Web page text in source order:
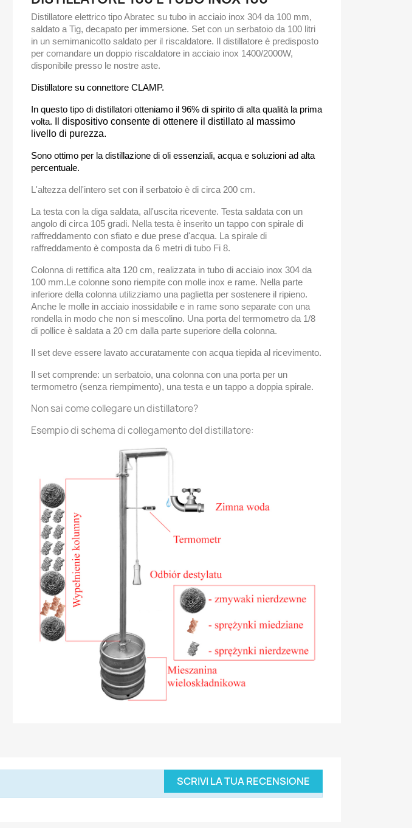
Distillatore elettrico tipo Abratec su tubo in acciaio inox 304 da 100 mm,
saldato a Tig, decapato per immersione. Set con un serbatoio da 100 litri
in un semimanicotto saldato per il riscaldatore. Il distillatore è predisposto
per comandare un doppio riscaldatore in acciaio inox 1400/2000W,
disponibile presso le nostre aste.
Distillatore su connettore CLAMP.
In questo tipo di distillatori otteniamo il 96% di spirito di alta qualità la prima
volta.
Il dispositivo consente di ottenere il distillato al massimo
livello di purezza.
Sono ottimo per la distillazione di oli essenziali, acqua e soluzioni ad alta
percentuale.
L'altezza dell'intero set con il serbatoio è di circa 200 cm.
La testa con la diga saldata, all'uscita ricevente. Testa saldata con un
angolo di circa 105 gradi. Nella testa è inserito un tappo con spirale di
raffreddamento con sfiato e due prese d'acqua. La spirale di
raffreddamento è composta da 6 metri di tubo Fi 8.
Colonna di rettifica alta 120 cm, realizzata in tubo di acciaio inox 304 da
100 mm.Le colonne sono riempite con molle inox e rame. Nella parte
inferiore della colonna utilizziamo una paglietta per sostenere il ripieno.
Anche le molle in acciaio inossidabile e in rame sono separate con una
rondella in modo che non si mescolino. Una porta del termometro da 1/8
di pollice è saldata a 20 cm dalla parte superiore della colonna.
Il set deve essere lavato accuratamente con acqua tiepida al ricevimento.
Il set comprende: un serbatoio, una colonna con una porta per un
termometro (senza riempimento), una testa e un tappo a doppia spirale.
Non sai come collegare un distillatore?
Esempio di schema di collegamento del distillatore:
SCRIVI LA TUA RECENSIONE